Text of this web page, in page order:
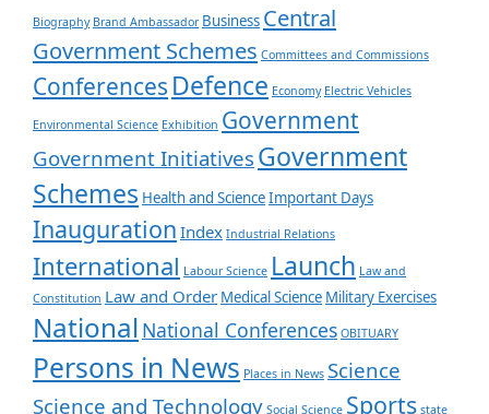
Biography Brand Ambassador Business Central
Government Schemes Committees and Commissions
Conferences Defence Economy Electric Vehicles
Environmental Science Exhibition Government
Government Initiatives Government
Schemes Health and ScienceImportant Days
Inauguration Index Industrial Relations
International Labour Science Launch Law and
Constitution Law and Order Medical Science Military Exercises
National National Conferences OBITUARY
Persons in News Places in News Science
Science and Technology Social Science Sports state